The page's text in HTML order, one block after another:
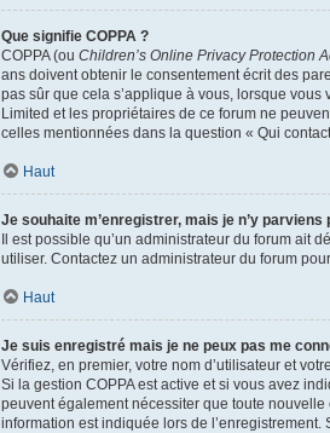
Que signifie COPPA ?
COPPA (ou Children’s Online Privacy Protection
ans doivent obtenir le consentement écrit des
pas sûr que cela s’applique à vous, lorsque
Limited et les propriétaires de ce forum ne
celles mentionnées dans la question « Qui
Haut
Je souhaite m’enregistrer, mais je n’y parviens
Il est possible qu’un administrateur du forum ait
utiliser. Contactez un administrateur du forum
Haut
Je suis enregistré mais je ne peux pas me
Vérifiez, en premier, votre nom d’utilisateur et
Si la gestion COPPA est active et si vous avez
peuvent également nécessiter que toute
information est indiquée lors de